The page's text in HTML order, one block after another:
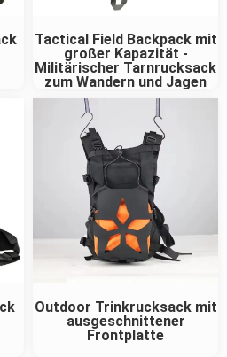
Tactical Field Backpack mit
großer Kapazität -
Militärischer Tarnrucksack
zum Wandern und Jagen
Outdoor Trinkrucksack mit
ausgeschnittener
Frontplatte